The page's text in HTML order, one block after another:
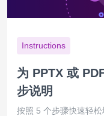
Instructions
为 PPTX 或
步说明
按照 5 个步骤快速轻